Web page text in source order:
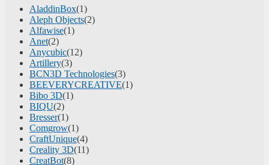
AladdinBox(1)
Aleph Objects(2)
Alfawise(1)
Anet(2)
Anycubic(12)
Artillery(3)
BCN3D Technologies(3)
BEEVERYCREATIVE(1)
Bibo 3D(1)
BIQU(2)
Bresser(1)
Comgrow(1)
CraftUnique(4)
Creality 3D(11)
CreatBot(8)